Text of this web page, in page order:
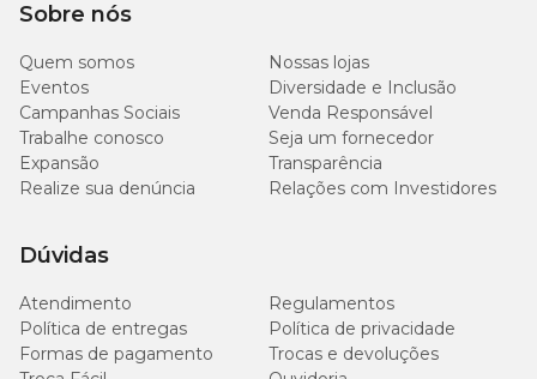
21 kg a 30 kg 3 comprimidos
31 kg a 40 kg 4 comprimidos
Acima de 40 kg
Para tratamento de giardíase em cães e gatos, administrar 1
Sobre nós
Quem somos
Nossas lojas
Eventos
Diversidade e Inclusão
Campanhas Sociais
Venda Responsável
Trabalhe conosco
Seja um fornecedor
Expansão
Transparência
Realize sua denúncia
Relações com Investidores
Dúvidas
Atendimento
Regulamentos
Política de entregas
Política de privacidade
Formas de pagamento
Trocas e devoluções